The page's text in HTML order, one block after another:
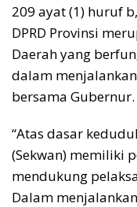
209 ayat (1) huruf
DPRD Provinsi
Daerah yang
dalam
bersama Gubernur.
“Atas dasar
(Sekwan) memiliki
mendukung
Dalam